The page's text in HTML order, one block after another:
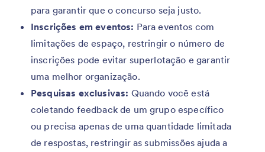
para garantir que o concurso seja justo.
Inscrições em eventos: Para eventos com
limitações de espaço, restringir o número de
inscrições pode evitar superlotação e garantir
uma melhor organização.
Pesquisas exclusivas: Quando você está
coletando feedback de um grupo específico
ou precisa apenas de uma quantidade limitada
de respostas, restringir as submissões ajuda a